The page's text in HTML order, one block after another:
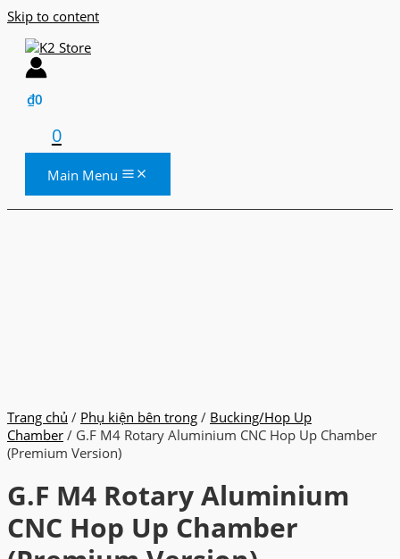
Skip to content
₫0
0
Main Menu
Trang chủ / Phụ kiện bên trong / Bucking/Hop Up
Chamber / G.F M4 Rotary Aluminium CNC Hop Up Chamber
(Premium Version)
G.F M4 Rotary Aluminium
CNC Hop Up Chamber